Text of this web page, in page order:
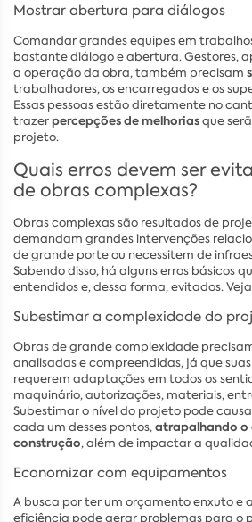
Mostrar abertura para diálogos
Comandar grandes equipes em
bastante diálogo e abertura. Gestores,
a operação da obra, também precisam
trabalhadores, os encarregados e os
Essas pessoas estão diretamente no
trazerpercepções de melhoriasque
projeto.
Quais erros devem ser
de obras complexas?
Obras complexas são resultados de
demandam grandes intervenções
de grande porte ou necessitem de
Sabendo disso, há alguns erros básicos
entendidos e, dessa forma, evitados.
Subestimar a complexidade do
Obras de grande complexidade
analisadas e compreendidas, já que
requerem adaptações em todos os
maquinário, autorizações, materiais,
Subestimar o nível do projeto pode
cada um desses pontos,atrapalhando o
construção, além de impactar a
Economizar com equipamentos
A busca por ter um orçamento enxuto e
eficiência pode gerar problemas para o